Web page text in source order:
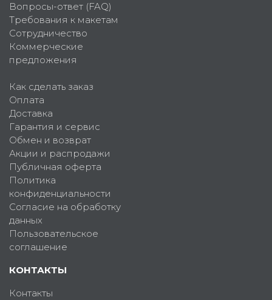
Вопросы-ответ (FAQ)
Требования к макетам
Сотрудничество
Коммерческие
предложения
Как сделать заказ
Оплата
Доставка
Гарантия и сервис
Обмен и возврат
Акции и распродажи
Публичная оферта
Политика
конфиденциальности
Согласие на обработку
данных
Пользовательское
соглашение
КОНТАКТЫ
Контакты